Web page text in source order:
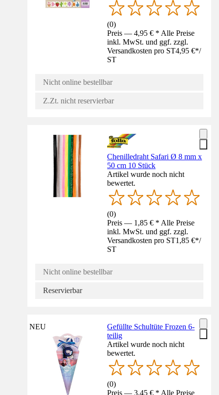
(0)
Preis — 4,95 € * Alle Preise
inkl. MwSt. und ggf. zzgl.
Versandkosten pro ST4,95 €*/
ST
Nicht online bestellbar
Z.Zt. nicht reservierbar
Chenilledraht Safari Ø 8 mm x
50 cm 10 Stück
Artikel wurde noch nicht
bewertet.
(0)
Preis — 1,85 € * Alle Preise
inkl. MwSt. und ggf. zzgl.
Versandkosten pro ST1,85 €*/
ST
Nicht online bestellbar
Reservierbar
NEU
Gefüllte Schultüte Frozen 6-
teilig
Artikel wurde noch nicht
bewertet.
(0)
Preis — 3,45 € * Alle Preise